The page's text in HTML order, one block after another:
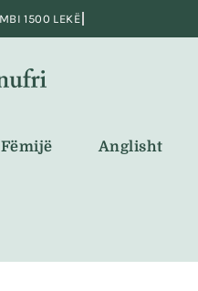
Fëmijë Anglisht